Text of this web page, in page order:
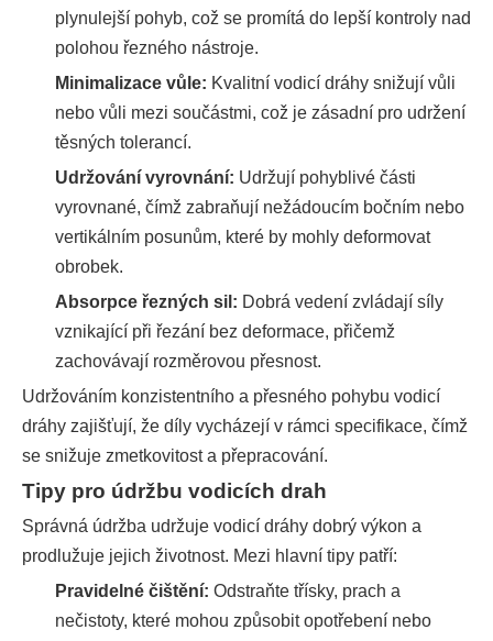
plynulejší pohyb, což se promítá do lepší kontroly nad
polohou řezného nástroje.
Minimalizace vůle: Kvalitní vodicí dráhy snižují vůli
nebo vůli mezi součástmi, což je zásadní pro udržení
těsných tolerancí.
Udržování vyrovnání: Udržují pohyblivé části
vyrovnané, čímž zabraňují nežádoucím bočním nebo
vertikálním posunům, které by mohly deformovat
obrobek.
Absorpce řezných sil: Dobrá vedení zvládají síly
vznikající při řezání bez deformace, přičemž
zachovávají rozměrovou přesnost.
Udržováním konzistentního a přesného pohybu vodicí
dráhy zajišťují, že díly vycházejí v rámci specifikace, čímž
se snižuje zmetkovitost a přepracování.
Tipy pro údržbu vodicích drah
Správná údržba udržuje vodicí dráhy dobrý výkon a
prodlužuje jejich životnost. Mezi hlavní tipy patří:
Pravidelné čištění: Odstraňte třísky, prach a
nečistoty, které mohou způsobit opotřebení nebo